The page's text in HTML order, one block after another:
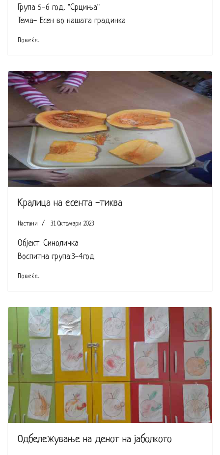
Група 5-6 год. "Срциња"
Тема- Есен во нашата градинка
Повеќе...
Кралица на есента -тиква
Настани 31 Октомври 2023
Објект: Синоличка
Воспитна група:3-4год
Повеќе...
Одбележување на денот на јаболкото